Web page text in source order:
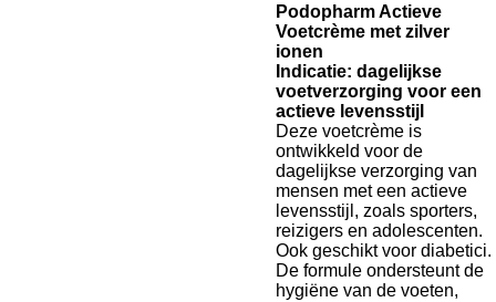
Podopharm Actieve
Voetcrème met zilver
ionen
Indicatie: dagelijkse
voetverzorging voor een
actieve levensstijl
Deze voetcrème is
ontwikkeld voor de
dagelijkse verzorging van
mensen met een actieve
levensstijl, zoals sporters,
reizigers en adolescenten.
Ook geschikt voor diabetici.
De formule ondersteunt de
hygiëne van de voeten,